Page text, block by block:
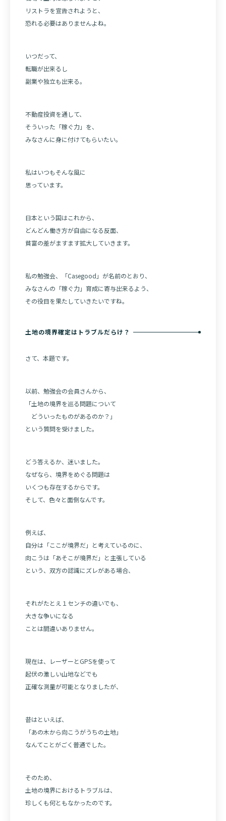
リストラを宣告されようと、
恐れる必要はありませんよね。
いつだって、
転職が出来るし
副業や独立も出来る。
不動産投資を通して、
そういった「稼ぐ力」を、
みなさんに身に付けてもらいたい。
私はいつもそんな風に
思っています。
日本という国はこれから、
どんどん働き方が自由になる反面、
貧富の差がますます拡大していきます。
私の勉強会、「Casegood」が名前のとおり、
みなさんの「稼ぐ力」育成に寄与出来るよう、
その役目を果たしていきたいですね。
土地の境界確定はトラブルだらけ？
さて、本題です。
以前、勉強会の会員さんから、
「土地の境界を巡る問題について
どういったものがあるのか？」
という質問を受けました。
どう答えるか、迷いました。
なぜなら、境界をめぐる問題は
いくつも存在するからです。
そして、色々と面倒なんです。
例えば、
自分は「ここが境界だ」と考えているのに、
向こうは「あそこが境界だ」と主張している
という、双方の認識にズレがある場合、
それがたとえ１センチの違いでも、
大きな争いになる
ことは間違いありません。
現在は、レーザーとGPSを使って
起伏の激しい山地などでも
正確な測量が可能となりましたが、
昔はといえば、
「あの木から向こうがうちの土地」
なんてことがごく普通でした。
そのため、
土地の境界におけるトラブルは、
珍しくも何ともなかったのです。